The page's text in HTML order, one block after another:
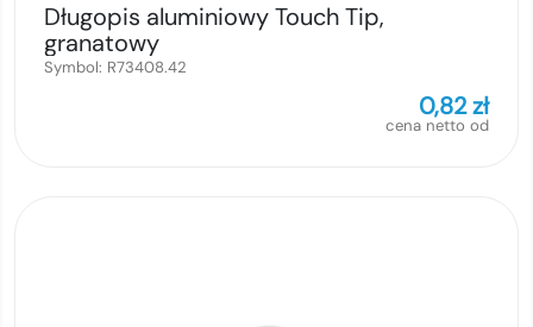
Długopis aluminiowy Touch Tip,
granatowy
Symbol: R73408.42
0,82zł
cena netto od